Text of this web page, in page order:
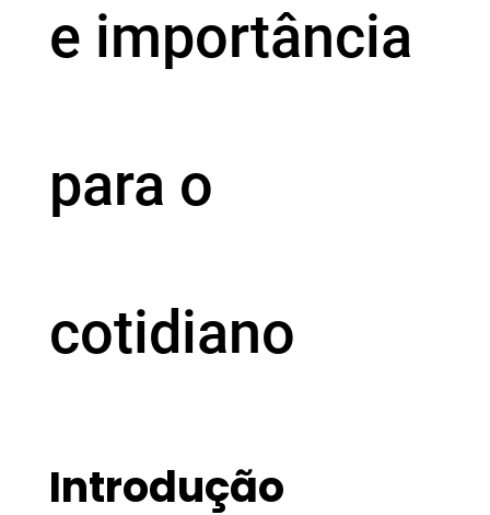
e importância
para o
cotidiano
Introdução